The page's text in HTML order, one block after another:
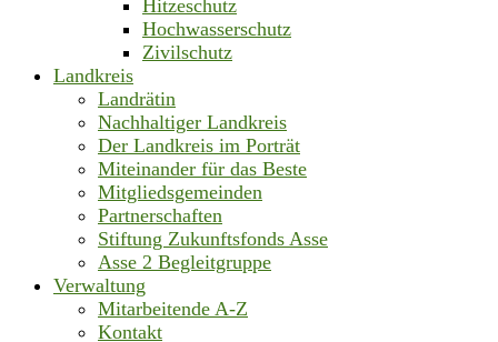
Hitzeschutz
Hochwasserschutz
Zivilschutz
Landkreis
Landrätin
Nachhaltiger Landkreis
Der Landkreis im Porträt
Miteinander für das Beste
Mitgliedsgemeinden
Partnerschaften
Stiftung Zukunftsfonds Asse
Asse 2 Begleitgruppe
Verwaltung
Mitarbeitende A-Z
Kontakt